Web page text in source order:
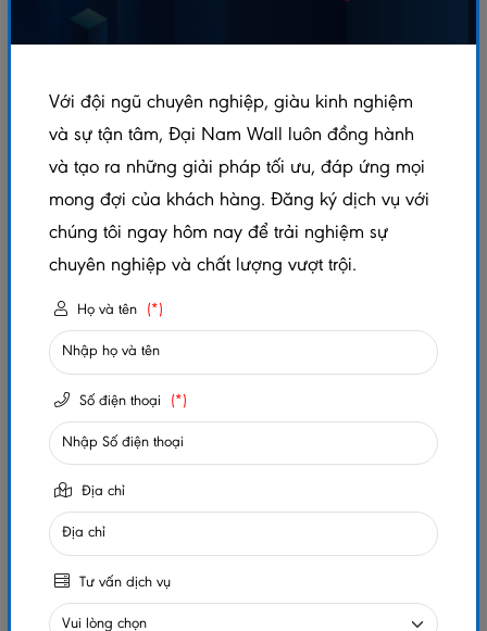
Wall
Chào mừng quý vị độc giả đến với một bài viết "mục
sở thị" cực kỳ nóng hổi từ Đại Nam Wall! Chắc hẳn
nhiều người trong chúng ta đã từng nghe đến hoặc
thậm chí đang tìm hiểu về
tấm nhựa giả đá
liệu ốp lát đang làm mưa làm gió trên thị trường xây
dựng và trang trí nội thất hiện nay. Ai ai cũng tò mò:
liệu nó có thực sự "thần thánh" như lời đồn, hay chỉ là
một "cơn sốt" nhất thời rồi sẽ "xẹp"?
chúng tôi quyết định thực hiện một chuyến "vi hành" để
trực tiếp kiểm chứng chất lượng và vẻ đẹp của các
công trình đã sử dụng sản phẩmtấm nhựa giả đácủa
chúng tôi. Chúng tôi đã ghé thăm nhiều công trình khác
nhau, từ nhà ở dân dụng đến các dự án thương mại
lớn, để có cái nhìn khách quan nhất. Và bây giờ, hãy
Với đội ngũ chuyên nghiệp, giàu kinh nghiệm
và sự tận tâm, Đại Nam Wall luôn đồng hành
và tạo ra những giải pháp tối ưu, đáp ứng mọi
mong đợi của khách hàng. Đăng ký dịch vụ với
chúng tôi ngay hôm nay để trải nghiệm sự
chuyên nghiệp và chất lượng vượt trội.
Họ và tên (*)
Số điện thoại (*)
Địa chỉ
Tư vấn dịch vụ